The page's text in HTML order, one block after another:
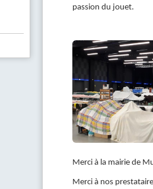
passion du jouet.
Merci à la mairie de
Merci à nos